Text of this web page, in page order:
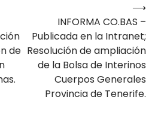
de
INFORMA CO.BAS –
Publicada en la Intranet;
Resolución de ampliación
de la Bolsa de Interinos
Cuerpos Generales
Provincia de Tenerife.
⟶